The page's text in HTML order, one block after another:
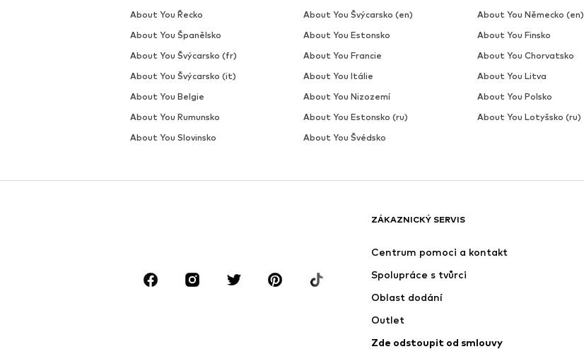
ZÁKAZNICKÝ SERVIS
Centrum pomoci a kontakt
Spolupráce s tvůrci
Oblast dodání
Outlet
Zde odstoupit od smlouvy
About You Řecko
About You Švýcarsko (en) About You Německo (en)
About You Španělsko
About You Estonsko About You Finsko
About You Švýcarsko (fr)
About You Francie About You Chorvatsko
About You Švýcarsko (it)
About You Itálie About You Litva
About You Belgie
About You Nizozemí About You Polsko
About You Rumunsko
About You Estonsko (ru) About You Lotyšsko (ru)
About You Slovinsko
About You Švédsko